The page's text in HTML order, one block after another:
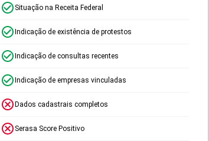
Situação na Receita Federal
Indicação de existência de protestos
Indicação de consultas recentes
Indicação de empresas vinculadas
Dados cadastrais completos
Serasa Score Positivo